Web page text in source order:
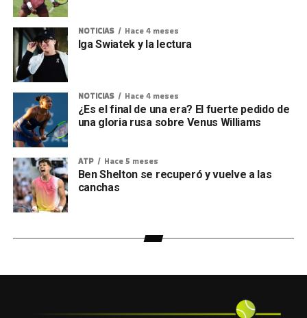
NOTICIAS Hace 4 meses
Iga Swiatek y la lectura
NOTICIAS Hace 4 meses
¿Es el final de una era? El fuerte pedido de
una gloria rusa sobre Venus Williams
ATP Hace 5 meses
Ben Shelton se recuperó y vuelve a las
canchas